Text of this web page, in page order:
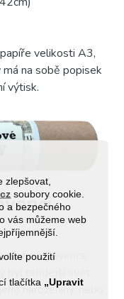
zlepšovat,
soubory cookie.
a bezpečného
vás můžeme web
použití
tlačítka „Upravit
velikosti A3,
na sobě popisek
výtisk.
oslavence
byl tehdejší svět.
narozeniny, nebo